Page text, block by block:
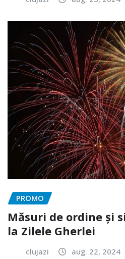
PROMO
Măsuri de ordine și
la Zilele Gherlei
clujazi aug. 22, 2024